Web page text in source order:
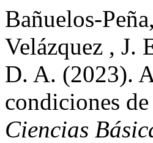
Bañuelos-
Velázquez , J.
D. A. (2023).
condiciones
Ciencias